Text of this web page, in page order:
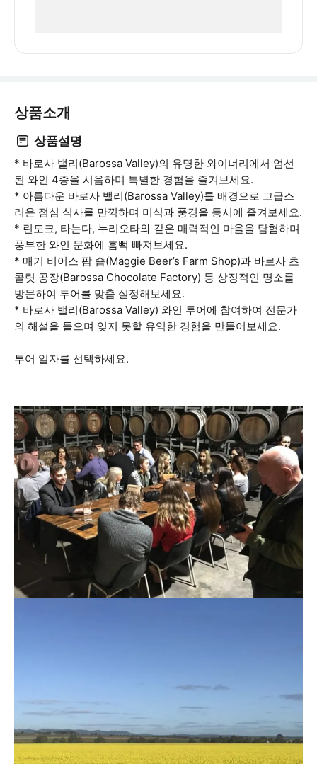
상품소개
상품설명
* 바로사 밸리(Barossa Valley)의 유명한 와이너리에서 엄선
된 와인 4종을 시음하며 특별한 경험을 즐겨보세요.
* 아름다운 바로사 밸리(Barossa Valley)를 배경으로 고급스
러운 점심 식사를 만끽하며 미식과 풍경을 동시에 즐겨보세요.
* 린도크, 타눈다, 누리오타와 같은 매력적인 마을을 탐험하며
풍부한 와인 문화에 흠뻑 빠져보세요.
* 매기 비어스 팜 숍(Maggie Beer’s Farm Shop)과 바로사 초
콜릿 공장(Barossa Chocolate Factory) 등 상징적인 명소를
방문하여 투어를 맞춤 설정해보세요.
* 바로사 밸리(Barossa Valley) 와인 투어에 참여하여 전문가
의 해설을 들으며 잊지 못할 유익한 경험을 만들어보세요.
투어 일자를 선택하세요.